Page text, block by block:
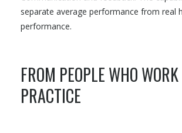
separate average performance from real
performance.
FROM PEOPLE WHO
PRACTICE